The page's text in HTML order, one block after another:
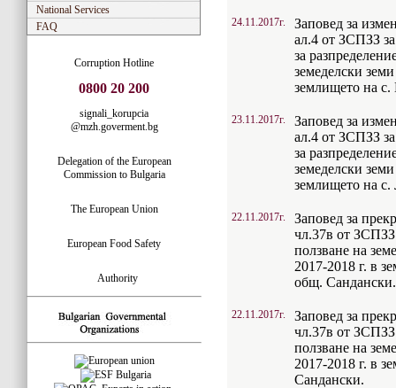
National Services
FAQ
Corruption Hotline
0800 20 200
signali_korupcia
@mzh.goverment.bg
Delegation of the European
Commission to Bulgaria
The European Union
European Food Safety
Authority
24.11.2017г.
Заповед за
ал.4 от ЗСПЗЗ
за
земеделски
землището на
23.11.2017г.
Заповед за
ал.4 от ЗСПЗЗ
за
земеделски
землището на
22.11.2017г.
Заповед за
чл.37в от ЗСПЗЗ
ползване на
2017-2018 г. в
общ. Сандански.
22.11.2017г.
Заповед за
чл.37в от ЗСПЗЗ
ползване на
2017-2018 г. в
Сандански.